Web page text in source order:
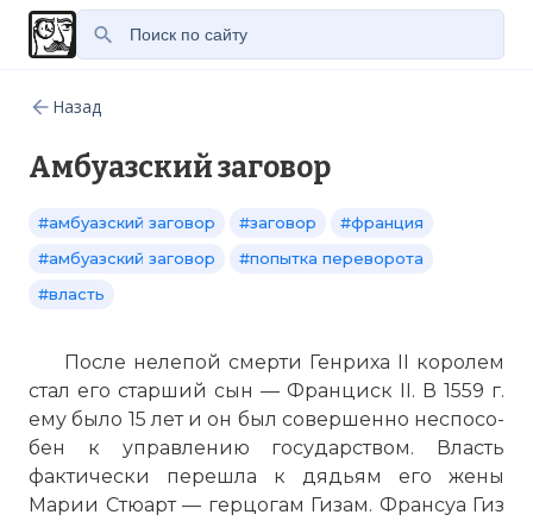
Назад
Амбуазский заговор
#амбуазский заговор #заговор
#франция
#амбуазский заговор
#попытка переворота
#власть
После нелепой смерти Генриха II королем
стал его старший сын — Франциск II. В 1559 г.
ему было 15 лет и он был совершенно неспосо­
бен к управлению государством. Власть
фактически перешла к дядь­ям его жены
Марии Стюарт — герцогам Гизам. Франсуа Гиз